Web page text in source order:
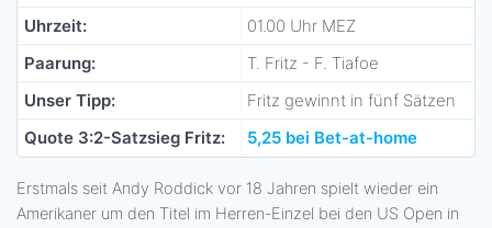
Uhrzeit:
01.00 Uhr MEZ
Paarung:
T. Fritz - F. Tiafoe
Unser Tipp:
Fritz gewinnt in fünf Sätzen
Quote 3:2-Satzsieg Fritz:
5,25 bei Bet-at-home
Erstmals seit Andy Roddick vor 18 Jahren spielt wieder ein
Amerikaner um den Titel im Herren-Einzel bei den US Open in